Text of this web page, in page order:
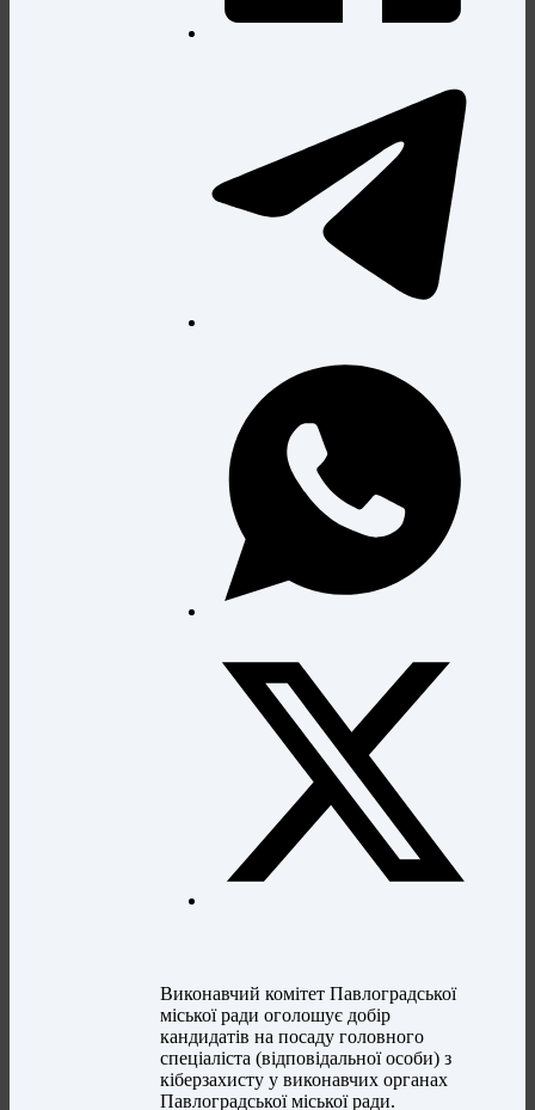
Виконавчий комітет Павлоградської
міської ради оголошує добір
кандидатів на посаду головного
спеціаліста (відповідальної особи) з
кіберзахисту у виконавчих органах
Павлоградської міської ради.